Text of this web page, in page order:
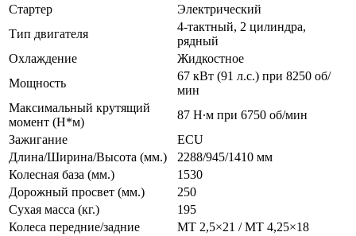
Стартер
Электрический
Тип двигателя
4-тактный, 2 цилиндра,
рядный
Охлаждение
Жидкостное
Мощность
67 кВт (91 л.с.) при 8250 об/
мин
Максимальный крутящий
момент (Н*м)
87 Н∙м при 6750 об/мин
Зажигание
ECU
Длина/Ширина/Высота (мм.)
2288/945/1410 мм
Колесная база (мм.)
1530
Дорожный просвет (мм.)
250
Сухая масса (кг.)
195
Колеса передние/задние
MT 2,5×21 / MT 4,25×18